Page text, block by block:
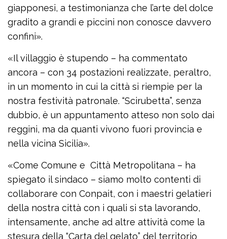
giapponesi, a testimonianza che l’arte del dolce
gradito a grandi e piccini non conosce davvero
confini».
«Il villaggio è stupendo – ha commentato
ancora – con 34 postazioni realizzate, peraltro,
in un momento in cui la città si riempie per la
nostra festività patronale. “Scirubetta”, senza
dubbio, è un appuntamento atteso non solo dai
reggini, ma da quanti vivono fuori provincia e
nella vicina Sicilia».
«Come Comune e Città Metropolitana – ha
spiegato il sindaco – siamo molto contenti di
collaborare con Conpait, con i maestri gelatieri
della nostra città con i quali si sta lavorando,
intensamente, anche ad altre attività come la
stesura della “Carta del gelato” del territorio